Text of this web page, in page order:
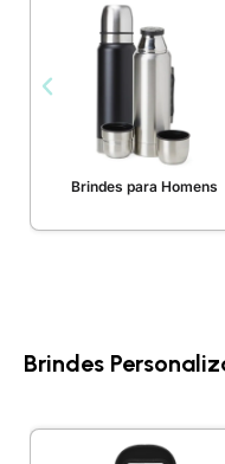
Brindes para Homens
Brindes